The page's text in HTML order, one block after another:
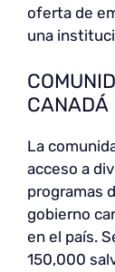
oferta de
una
CANADÁ
La
acceso a
programas
gobierno
en el país.
150,000